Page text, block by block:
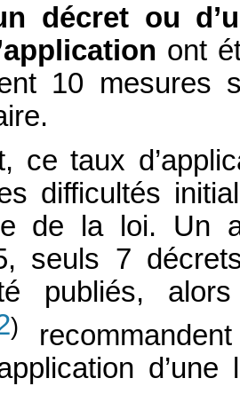
décret ou
ont
10 mesures
ce taux
difficultés
de la loi. Un
seuls 7
publiés,
)